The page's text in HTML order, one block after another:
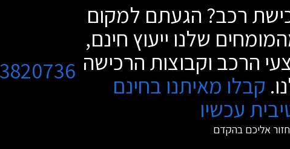
רכב? הגעתם למקום
שלנו ייעוץ חינם,
הרכב וקבוצות הרכישה
קבלו מאיתנו בחינם
עכשיו
אליכם בהקדם